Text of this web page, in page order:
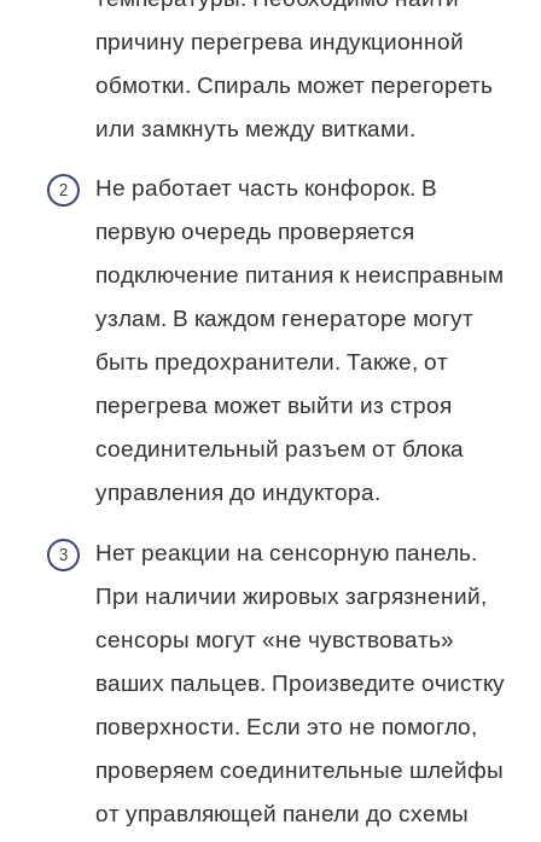
причину перегрева индукционной
обмотки. Спираль может перегореть
или замкнуть между витками.
Не работает часть конфорок. В
первую очередь проверяется
подключение питания к неисправным
узлам. В каждом генераторе могут
быть предохранители. Также, от
перегрева может выйти из строя
соединительный разъем от блока
управления до индуктора.
Нет реакции на сенсорную панель.
При наличии жировых загрязнений,
сенсоры могут «не чувствовать»
ваших пальцев. Произведите очистку
поверхности. Если это не помогло,
проверяем соединительные шлейфы
от управляющей панели до схемы